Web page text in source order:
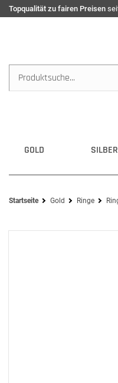
Topqualität zu fairen Preisen
GOLD SILBER
Startseite Gold Ringe